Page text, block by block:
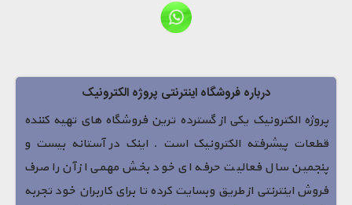
درباره فروشگاه اینترنتی پروژه الکترونیک
پروژه الکترونیک یکی از گسترده ترین فروشگاه های تهیه کننده
قطعات پیشرفته الکترونیک است . اینک در آستانه بیست و
پنجمین سال فعالیت حرفه ای خود بخش مهمی از آن را صرف
فروش اینترنتی از طریق وبسایت کرده تا برای کاربران خود تجربه